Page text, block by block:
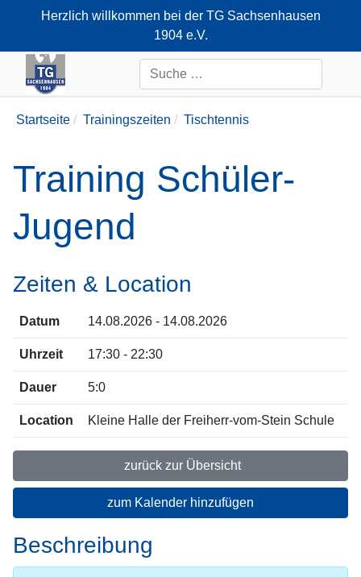
Herzlich willkommen bei der TG Sachsenhausen
1904 e.V.
+49-69-66374712
Suchen
Startseite Trainingszeiten Tischtennis
Training Schüler-
Jugend
Zeiten & Location
Datum 14.08.2026 - 14.08.2026
Uhrzeit 17:30 - 22:30
Dauer 5:0
Location Kleine Halle der Freiherr-vom-Stein Schule
zurück zur Übersicht
zum Kalender hinzufügen
Beschreibung